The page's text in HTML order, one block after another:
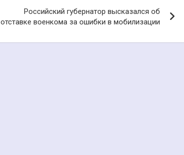
Российский губернатор высказался об
отставке военкома за ошибки в мобилизации